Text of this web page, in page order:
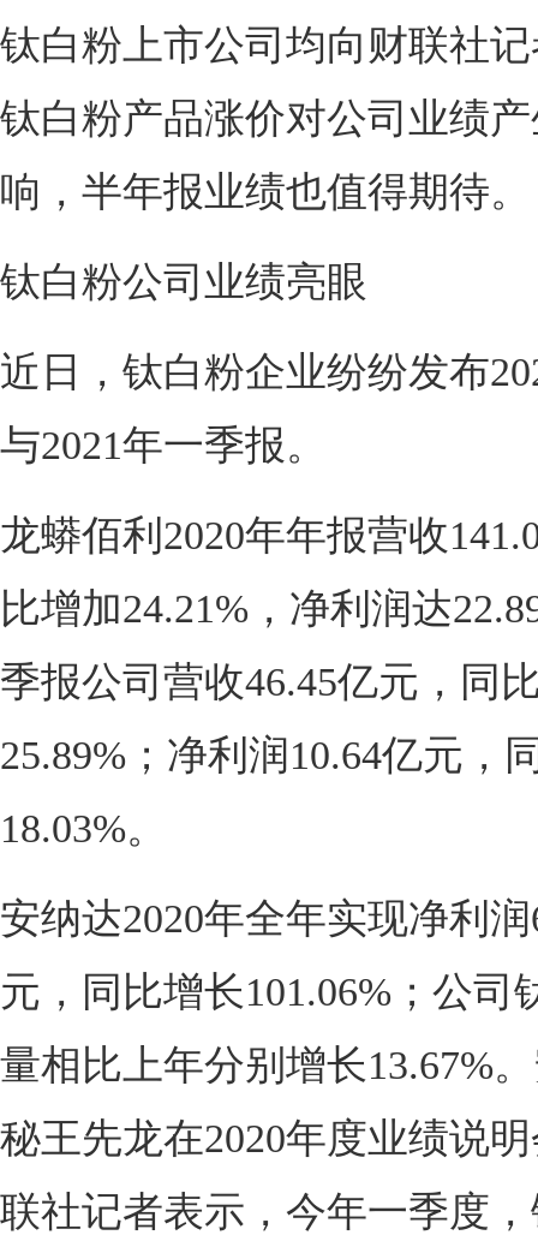
钛白粉上市公司均向财联社
钛白粉产品涨价对公司业绩
响，半年报业绩也值得期待。
钛白粉公司业绩亮眼
近日，钛白粉企业纷纷发布
与2021年一季报。
龙蟒佰利2020年年报营收
比增加24.21%，净利润达
季报公司营收46.45亿元，同
25.89%；净利润10.64亿元，
18.03%。
安纳达2020年全年实现净利润
元，同比增长101.06%；公司
量相比上年分别增长13.67%
秘王先龙在2020年度业绩说
联社记者表示，今年一季度